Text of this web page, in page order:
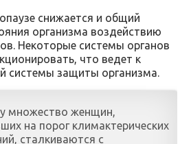
снижается и общий
организма воздействию
Некоторые системы органов
что ведет к
системы защиты организма.
множество женщин,
на порог климактерических
сталкиваются с